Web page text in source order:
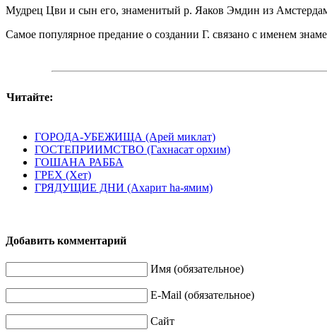
Мудрец Цви и сын его, знаменитый р. Яаков Эмдин из
Самое популярное предание о создании Г. связано с именем
Читайте:
ГОРОДА-УБЕЖИЩА (Арей миклат)
ГОСТЕПРИИМСТВО (Гахнасат орхим)
ГОШАНА РАББА
ГРЕХ (Хет)
ГРЯДУЩИЕ ДНИ (Ахарит hа-ямим)
Добавить комментарий
Имя (обязательное)
E-Mail (обязательное)
Сайт